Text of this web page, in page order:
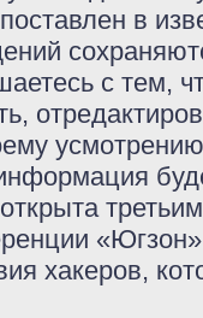
в
с тем,
хакеров,